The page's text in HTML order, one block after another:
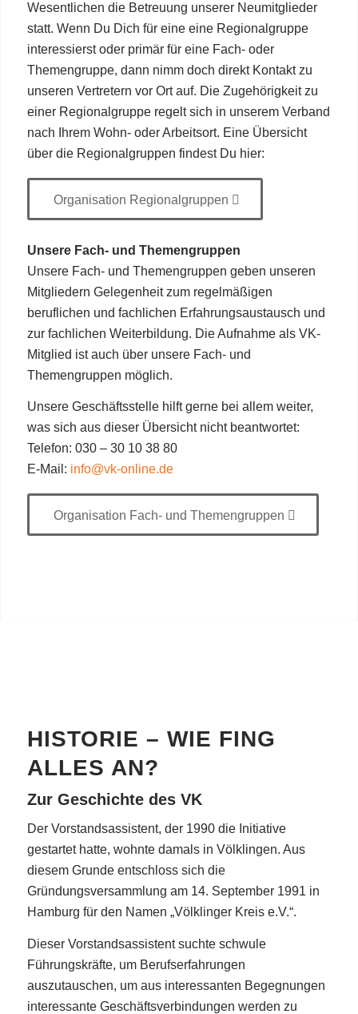
Wesentlichen die Betreuung unserer Neumitglieder
statt. Wenn Du Dich für eine eine Regionalgruppe
interessierst oder primär für eine Fach- oder
Themengruppe, dann nimm doch direkt Kontakt zu
unseren Vertretern vor Ort auf. Die Zugehörigkeit zu
einer Regionalgruppe regelt sich in unserem Verband
nach Ihrem Wohn- oder Arbeitsort. Eine Übersicht
über die Regionalgruppen findest Du hier:
Organisation Regionalgruppen
Unsere Fach- und Themengruppen
Unsere Fach- und Themengruppen geben unseren
Mitgliedern Gelegenheit zum regelmäßigen
beruflichen und fachlichen Erfahrungsaustausch und
zur fachlichen Weiterbildung. Die Aufnahme als VK-
Mitglied ist auch über unsere Fach- und
Themengruppen möglich.
Unsere Geschäftsstelle hilft gerne bei allem weiter,
was sich aus dieser Übersicht nicht beantwortet:
Telefon: 030 – 30 10 38 80
E-Mail: info@vk-online.de
Organisation Fach- und Themengruppen
HISTORIE – WIE FING
ALLES AN?
Zur Geschichte des VK
Der Vorstandsassistent, der 1990 die Initiative
gestartet hatte, wohnte damals in Völklingen. Aus
diesem Grunde entschloss sich die
Gründungsversammlung am 14. September 1991 in
Hamburg für den Namen „Völklinger Kreis e.V.“.
Dieser Vorstandsassistent suchte schwule
Führungskräfte, um Berufserfahrungen
auszutauschen, um aus interessanten Begegnungen
interessante Geschäftsverbindungen werden zu